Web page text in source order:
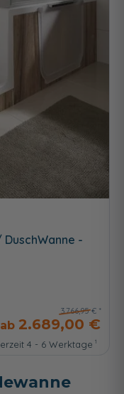
DuschWanne -
3.766,95 €
2.689,00 €
4 - 6 Werktage